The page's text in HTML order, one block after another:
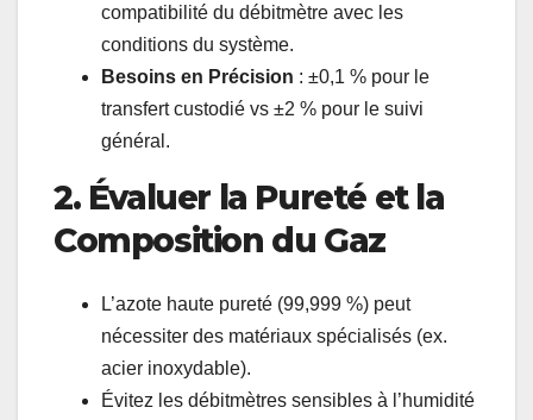
compatibilité du débitmètre avec les
conditions du système.
Besoins en Précision : ±0,1 % pour le
transfert custodié vs ±2 % pour le suivi
général.
2. Évaluer la Pureté et la
Composition du Gaz
L’azote haute pureté (99,999 %) peut
nécessiter des matériaux spécialisés (ex.
acier inoxydable).
Évitez les débitmètres sensibles à l’humidité